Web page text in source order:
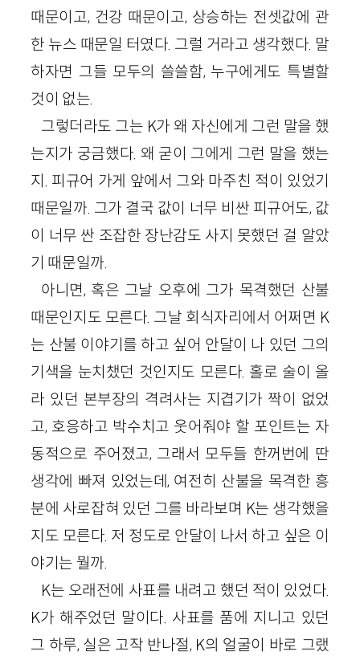
때문이고, 건강 때문이고, 상승하는 전셋값에 관
한 뉴스 때문일 터였다. 그럴 거라고 생각했다. 말
하자면 그들 모두의 쓸쓸함, 누구에게도 특별할
것이 없는.
그렇더라도 그는 K가 왜 자신에게 그런 말을 했
는지가 궁금했다. 왜 굳이 그에게 그런 말을 했는
지. 피규어 가게 앞에서 그와 마주친 적이 있었기
때문일까. 그가 결국 값이 너무 비싼 피규어도, 값
이 너무 싼 조잡한 장난감도 사지 못했던 걸 알았
기 때문일까.
아니면, 혹은 그날 오후에 그가 목격했던 산불
때문인지도 모른다. 그날 회식자리에서 어쩌면 K
는 산불 이야기를 하고 싶어 안달이 나 있던 그의
기색을 눈치챘던 것인지도 모른다. 홀로 술이 올
라 있던 본부장의 격려사는 지겹기가 짝이 없었
고, 호응하고 박수치고 웃어줘야 할 포인트는 자
동적으로 주어졌고, 그래서 모두들 한꺼번에 딴
생각에 빠져 있었는데, 여전히 산불을 목격한 흥
분에 사로잡혀 있던 그를 바라보며 K는 생각했을
지도 모른다. 저 정도로 안달이 나서 하고 싶은 이
야기는 뭘까.
K는 오래전에 사표를 내려고 했던 적이 있었다.
K가 해주었던 말이다. 사표를 품에 지니고 있던
그 하루, 실은 고작 반나절, K의 얼굴이 바로 그랬